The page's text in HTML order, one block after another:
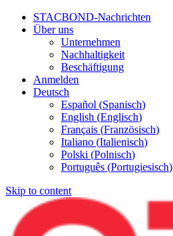
STACBOND-Nachrichten
Über uns
Unternehmen
Nachhaltigkeit
Beschäftigung
Anmelden
Deutsch
Español (Spanisch)
English (Englisch)
Français (Französisch)
Italiano (Italienisch)
Polski (Polnisch)
Português (Portugiesisch)
Skip to content